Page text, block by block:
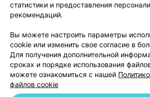
Добавить
статистики и предоставления
рекомендаций.
Вы можете настроить параметры
cookie или изменить свое согласие в
Для получения дополнительной
сроках и порядке использования
можете ознакомиться с нашей
файлов cookie